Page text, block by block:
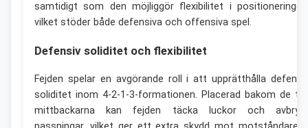
samtidigt som den möjliggör flexibilitet i
vilket stöder både defensiva och offensiva spel.
Defensiv soliditet och flexibilitet
Fejden spelar en avgörande roll i att upprätthålla
soliditet inom 4-2-1-3-formationen. Placerad bakom de
mittbackarna kan fejden täcka luckor och